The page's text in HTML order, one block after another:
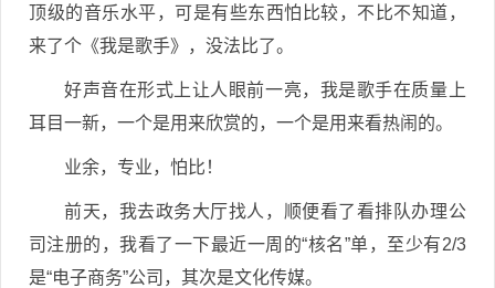
顶级的音乐水平，可是有些东西怕比较，不比不知道，
来了个《我是歌手》，没法比了。
好声音在形式上让人眼前一亮，我是歌手在质量上
耳目一新，一个是用来欣赏的，一个是用来看热闹的。
业余，专业，怕比！
前天，我去政务大厅找人，顺便看了看排队办理公
司注册的，我看了一下最近一周的“核名”单，至少有2/3
是“电子商务”公司，其次是文化传媒。